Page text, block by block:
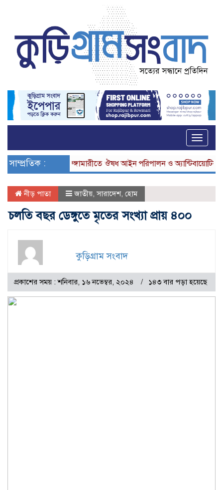
Toggle
সাম্প্রতিক : ভূরুঙ্গামারীতে ঔষধ আইন পরিপালন ও অ্যান্টিবায়োটিক
নীড় পাতা জাতীয় ,সারাদেশ, হোম
চলতি বছর ডেঙ্গুতে মৃতের সংখ্যা প্রায় ৪০০
কুড়িগ্রাম সংবাদ
প্রকাশের সময় : শনিবার, ১৬ নভেম্বর, ২০২৪ ১৪৩ বার পড়া হয়েছে